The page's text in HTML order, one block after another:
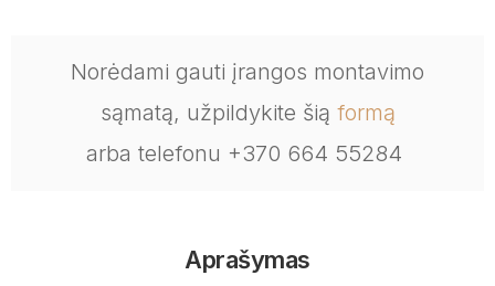
Norėdami gauti įrangos montavimo
sąmatą, užpildykite šią formą
arba telefonu +370 664 55284
Aprašymas